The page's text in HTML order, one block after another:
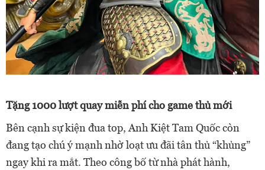
Tặng 1000 lượt quay miễn phí cho game thủ mới
Bên cạnh sự kiện đua top, Anh Kiệt Tam Quốc còn
đang tạo chú ý mạnh nhờ loạt ưu đãi tân thủ “khủng”
ngay khi ra mắt. Theo công bố từ nhà phát hành,